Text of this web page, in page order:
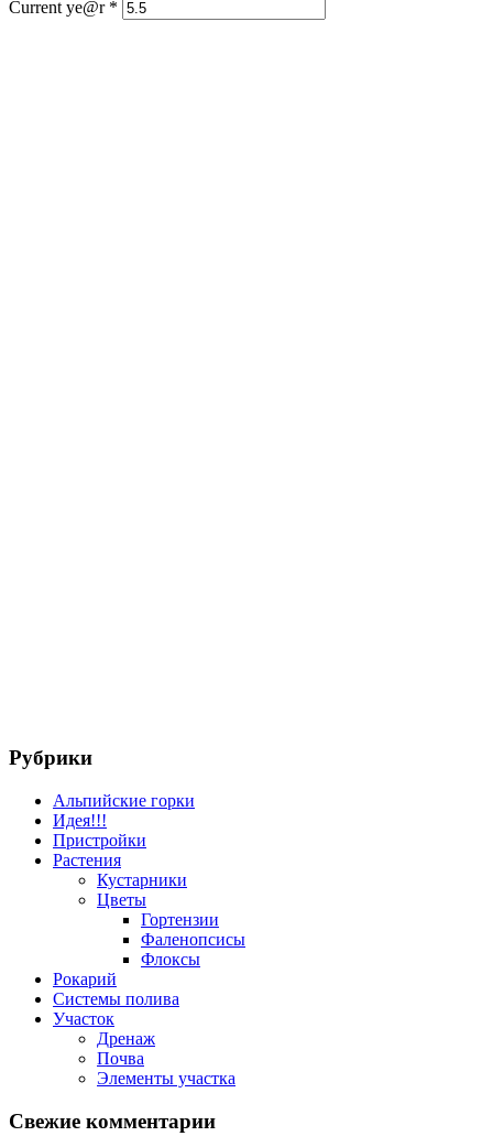
Current ye@r *
Рубрики
Альпийские горки
Идея!!!
Пристройки
Растения
Кустарники
Цветы
Гортензии
Фаленопсисы
Флоксы
Рокарий
Системы полива
Участок
Дренаж
Почва
Элементы участка
Свежие комментарии